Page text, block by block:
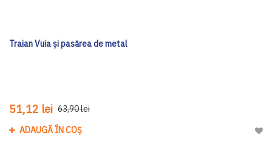
Traian Vuia și pasărea de metal
51,12 lei 63,90 lei
ADAUGĂ ÎN COȘ